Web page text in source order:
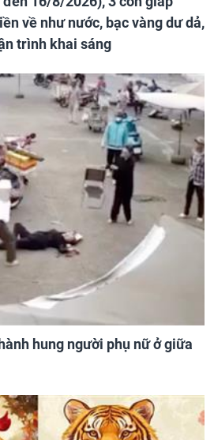
về như nước, bạc vàng dư dả,
trình khai sáng
hung người phụ nữ ở giữa